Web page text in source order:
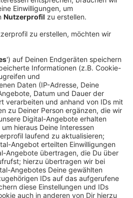
auf die beginnende Grippe-
die Influenza und das Corona-
Der Schnelltest besteht
wird untersucht, ob der
einer Grippe erkrankt ist. Um
zu bekommen, wird noch
Dafür steht ein
Verfügung, das bis zu 21
erkennen kann. Damit
innerhalb von 100 Minuten
So bleibt ihnen im besten Fall
und es können entsprechende